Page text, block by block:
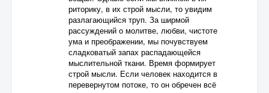
риторику, в их строй мысли, то увидим
разлагающийся труп. За ширмой
рассуждений о молитве, любви, чистоте
ума и преображении, мы почувствуем
сладковатый запах распадающейся
мыслительной ткани. Время формирует
строй мысли. Если человек находится в
перевернутом потоке, то он обречен всё